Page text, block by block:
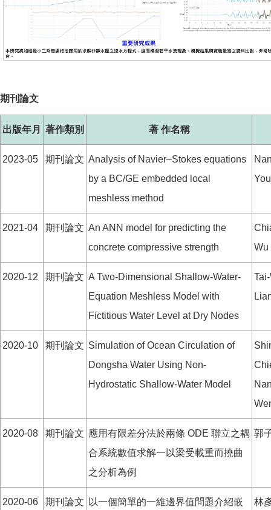
期刊論文
出版年月 著作類別 著 作名稱
2023-05 期刊論文 Analysis of Navier–Stokes equations
by a BC/GE embedded local
meshless method
2021-04 期刊論文 An ANN model for predicting the
concrete compressive strength
Wu
2020-12 期刊論文 A Two-Dimensional Shallow-Water-
Equation Meshless Model with
Fictitious Water Level at Dry Nodes
2020-10 期刊論文 Simulation of Ocean Circulation of
Dongsha Water Using Non-
Hydrostatic Shallow-Water Model
2020-08 期刊論文 應用有限差分法於兩條 ODE 聯立之耦
合系統數值求解一以梁受載重而撓曲
之分析為例
郭
2020-06 期刊論文
以一個簡單的一維邊界值問題介紹嵌
林